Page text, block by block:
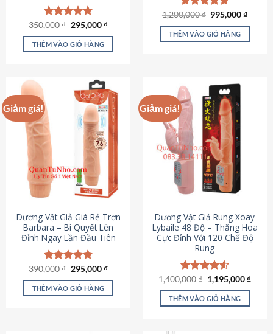
Được xếp
hạng4.79
5 sao
350,000₫ Giá
là:
350,000 ₫.
295,000₫Giá
tại
THÊM VÀO GIỎ HÀNG
Được xếp
hạng4.82
5 sao
1,200,000₫ Giá
là:
1,200,000 ₫.
995,000₫Giá
tại
THÊM VÀO GIỎ HÀNG
Giảm giá!
Dương Vật Giả Giá Rẻ Trơn
Barbara – Bí Quyết Lên
Đỉnh Ngay Lần Đầu Tiên
Được xếp
hạng4.90
5 sao
390,000₫ Giá
là:
390,000 ₫.
295,000₫Giá
tại
THÊM VÀO GIỎ HÀNG
Giảm giá!
Dương Vật Giả Rung Xoay
Lybaile 48 Độ – Thăng Hoa
Cực Đỉnh Với 120 Chế Độ
Rung
Được xếp
hạng4.62
5 sao
1,400,000₫ Giá
gốc
là:
1,400,000 ₫.
1,195,000₫Giá
THÊM VÀO GIỎ HÀNG